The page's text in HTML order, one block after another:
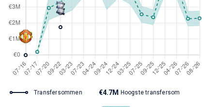
Transfersommen €4.7M Hoogste transfersom